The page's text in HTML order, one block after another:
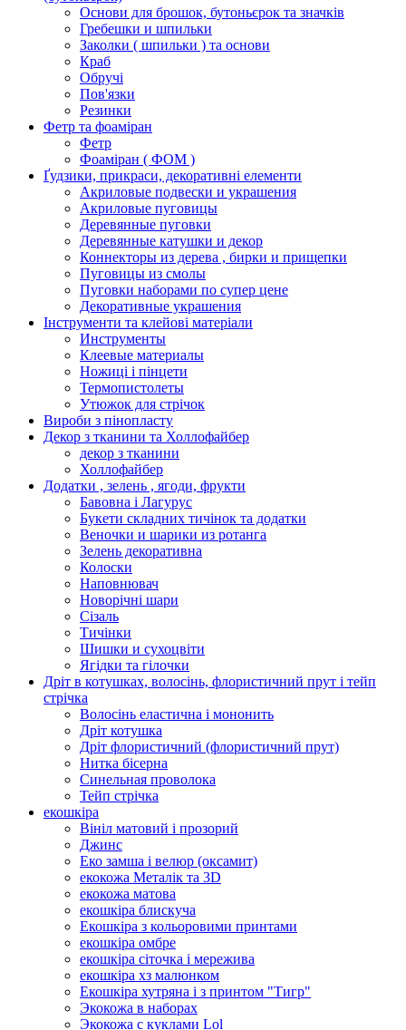
Основи для брошок, бутоньєрок та значків
Гребешки и шпильки
Заколки ( шпильки ) та основи
Краб
Обручі
Пов'язки
Резинки
Фетр та фоаміран
Фетр
Фоаміран ( ФОМ )
Ґудзики, прикраси, декоративні елементи
Акриловые подвески и украшения
Акриловые пуговицы
Деревянные пуговки
Деревянные катушки и декор
Коннекторы из дерева , бирки и прищепки
Пуговицы из смолы
Пуговки наборами по супер цене
Декоративные украшения
Інструменти та клейові матеріали
Инструменты
Клеевые материалы
Ножиці і пінцети
Термопистолеты
Утюжок для стрічок
Вироби з пінопласту
Декор з тканини та Холлофайбер
декор з тканини
Холлофайбер
Додатки , зелень , ягоди, фрукти
Бавовна і Лагурус
Букети складних тичінок та додатки
Веночки и шарики из ротанга
Зелень декоративна
Колоски
Наповнювач
Новорічні шари
Сізаль
Тичінки
Шишки и сухоцвіти
Ягідки та гілочки
Дріт в котушках, волосінь, флористичний прут і тейп
стрічка
Волосінь еластична і мононить
Дріт котушка
Дріт флористичний (флористичний прут)
Нитка бісерна
Синельная проволока
Тейп стрічка
екошкіра
Вініл матовий і прозорий
Джинс
Еко замша і велюр (оксамит)
екокожа Металік та 3D
екокожа матова
екошкіра блискуча
Екошкіра з кольоровими принтами
екошкіра омбре
екошкіра сіточка і мережива
екошкіра хз малюнком
Екошкіра хутряна і з принтом "Тигр"
Экокожа в наборах
Экокожа с куклами Lol